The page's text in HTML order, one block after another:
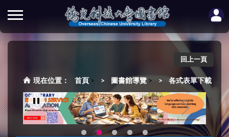
回上一頁
首頁 > 圖書館導覽 > 各式表單下載